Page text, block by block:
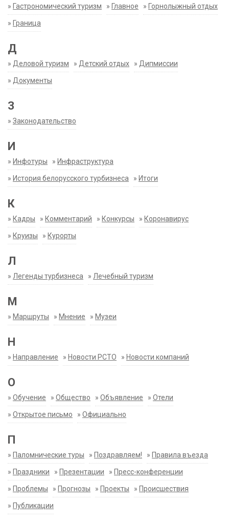
» Гастрономический туризм » Главное » Горнолыжный отдых
» Граница
Д
» Деловой туризм » Детский отдых » Дипмиссии
» Документы
З
» Законодательство
И
» Инфотуры » Инфраструктура
» История белорусского турбизнеса » Итоги
К
» Кадры » Комментарий » Конкурсы » Коронавирус
» Круизы » Курорты
Л
» Легенды турбизнеса » Лечебный туризм
М
» Маршруты » Мнение » Музеи
Н
» Направление » Новости РСТО » Новости компаний
О
» Обучение » Общество » Объявление » Отели
» Открытое письмо » Официально
П
» Паломнические туры » Поздравляем! » Правила въезда
» Праздники » Презентации » Пресс-конференции
» Проблемы » Прогнозы » Проекты » Происшествия
» Публикации